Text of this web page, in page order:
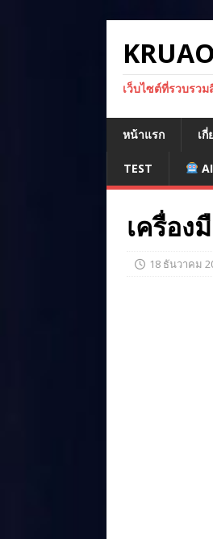
เว็บไซต์ที่รวบรว
หน้าแรก เ
TEST
เครื่อง
18 ธันวาคม